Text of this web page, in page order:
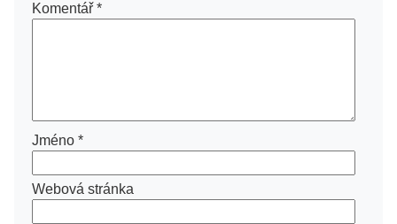
Komentář *
Jméno *
Webová stránka